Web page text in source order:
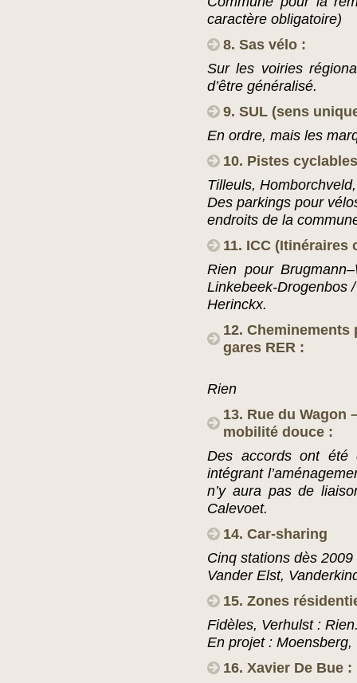
caractère obligatoire)
8. Sas vélo :
Sur les voiries
d’être généralisé.
9. SUL (sens
En ordre, mais les
10. Pistes cyclables
Tilleuls,
Des parkings pour
endroits de la
11. ICC
Rien pour
Linkebeek-Drogenbos
Herinckx.
12.
gares RER :
Rien
13. Rue du Wagon
mobilité douce :
Des accords ont été
intégrant
n’y aura pas de
Calevoet.
14. Car-sharing
Cinq stations dès 2009
Vander Elst,
15. Zones
Fidèles, Verhulst :
En projet : Moensberg,
16. Xavier De Bue :